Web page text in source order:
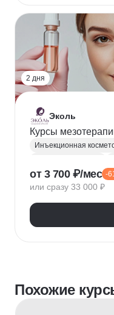
2 дня
Эколь
Курсы
Инъекционная
Эстетическая
от 3 700 ₽/мес -
или сразу 33 000 ₽
Похожие